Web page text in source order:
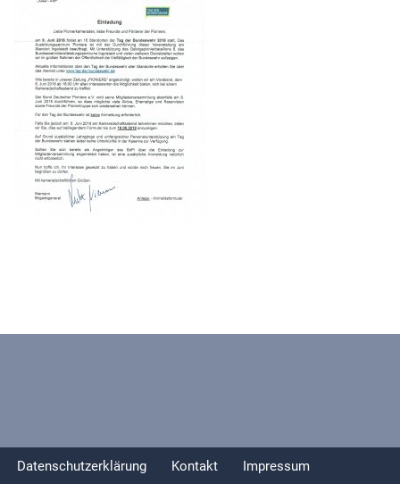
Datenschutzerklärung Kontakt Impressum